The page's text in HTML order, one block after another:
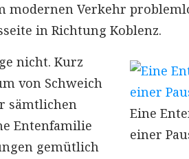
modernen Verkehr
in Richtung Koblenz.
Eine
einer
nicht. Kurz
von Schweich
sämtlichen
Entenfamilie
gemütlich